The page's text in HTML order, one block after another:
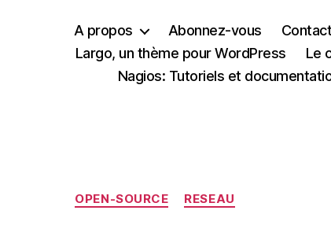
A propos Abonnez-vous Contact
Largo, un thème pour WordPress
Le
Nagios: Tutoriels et
Catégories
OPEN-SOURCE RESEAU